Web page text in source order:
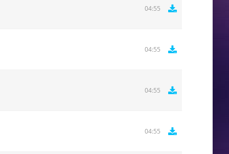
04:55
04:55
04:55
04:55